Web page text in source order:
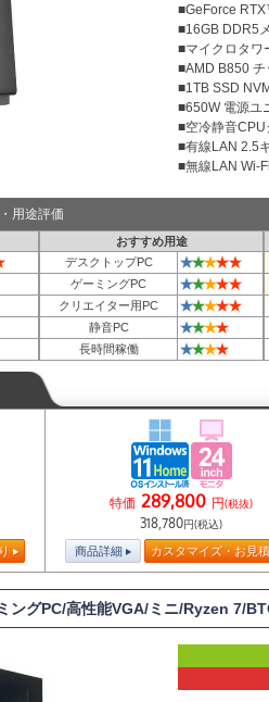
■GeForce
■16GB DDR5
■マイクロタワ
■AMD B850
■1TB SSD
■650W 電源ユ
■空冷静音
■有線LAN 2.5
■無線LAN Wi-
用途評価
おすすめ用途
デスクトップPC ★★★★★
ゲーミングPC ★★★★★
クリエイター用PC ★★★★★
静音PC ★★★★
長時間稼働 ★★★★
特価 289,800 円(税抜)
318,780円(税込)
商品詳細 カスタマイズ・お見
グPC/高性能VGA/ミニ/Ryzen 7/